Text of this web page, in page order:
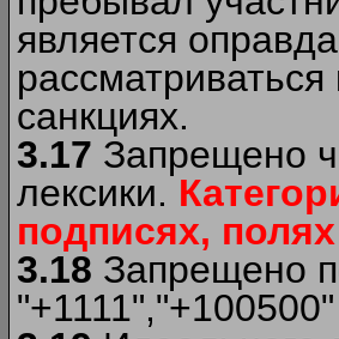
является
санкциях.
3.17 Запрещено
лексики.
подписях,
3.18 Запрещено
"+1111","+100500"